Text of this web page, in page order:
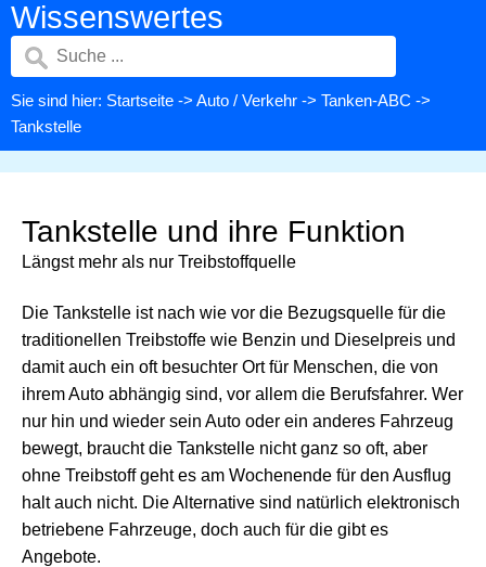
Wissenswertes
Sie sind hier: Startseite -> Auto / Verkehr -> Tanken-ABC ->
Tankstelle
Tankstelle und ihre Funktion
Längst mehr als nur Treibstoffquelle
Die Tankstelle ist nach wie vor die Bezugsquelle für die
traditionellen Treibstoffe wie Benzin und Dieselpreis und
damit auch ein oft besuchter Ort für Menschen, die von
ihrem Auto abhängig sind, vor allem die Berufsfahrer. Wer
nur hin und wieder sein Auto oder ein anderes Fahrzeug
bewegt, braucht die Tankstelle nicht ganz so oft, aber
ohne Treibstoff geht es am Wochenende für den Ausflug
halt auch nicht. Die Alternative sind natürlich elektronisch
betriebene Fahrzeuge, doch auch für die gibt es
Angebote.